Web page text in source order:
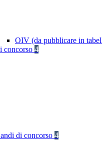
OIV (da pubblicare in
concorso 4
di concorso 4